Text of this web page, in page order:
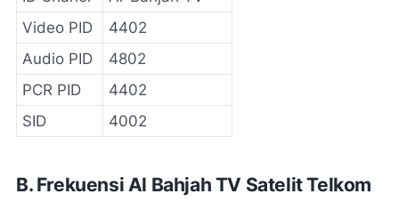
Video PID
4402
Audio PID
4802
PCR PID
4402
SID
4002
B. Frekuensi Al Bahjah TV Satelit Telkom